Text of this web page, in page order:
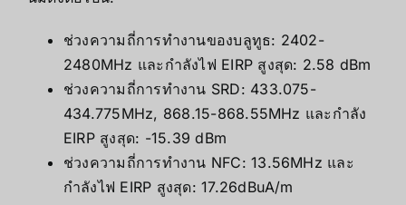
ช่วงความถี่การทำงานของบลูทูธ: 2402-
2480MHz และกำลังไฟ EIRP สูงสุด: 2.58 dBm
ช่วงความถี่การทำงาน SRD: 433.075-
434.775MHz, 868.15-868.55MHz และกำลัง
EIRP สูงสุด: -15.39 dBm
ช่วงความถี่การทำงาน NFC: 13.56MHz และ
กำลังไฟ EIRP สูงสุด: 17.26dBuA/m